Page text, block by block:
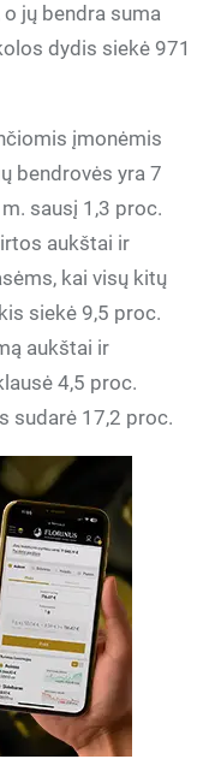
jų bendra suma
dydis siekė 971
įmonėmis
bendrovės yra 7
sausį 1,3 proc.
aukštai ir
kai visų kitų
siekė 9,5 proc.
aukštai ir
4,5 proc.
sudarė 17,2 proc.